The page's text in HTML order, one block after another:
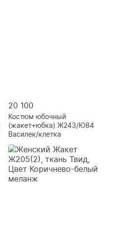
20 100
Костюм юбочный
(жакет+юбка) Ж243/Ю84
Василек/клетка